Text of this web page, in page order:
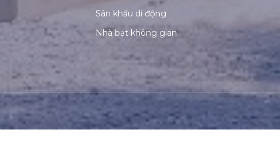
Sân khấu di động
Nhà bạt không gian